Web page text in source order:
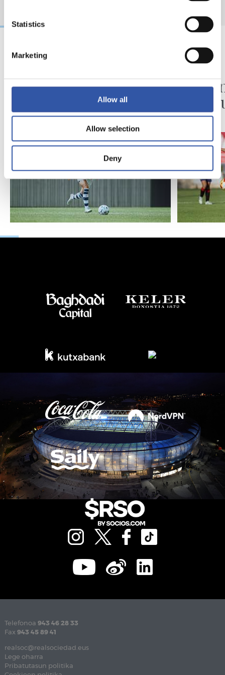
Statistics
Marketing
Allow all
Allow selection
Deny
2026/08/07
Champions mailako
2026/08/07
Telefonoa 943 46 28 33
Fax 943 45 89 41
realsoc@realsociedad.eus
Lege oharra
Pribatutasun politika